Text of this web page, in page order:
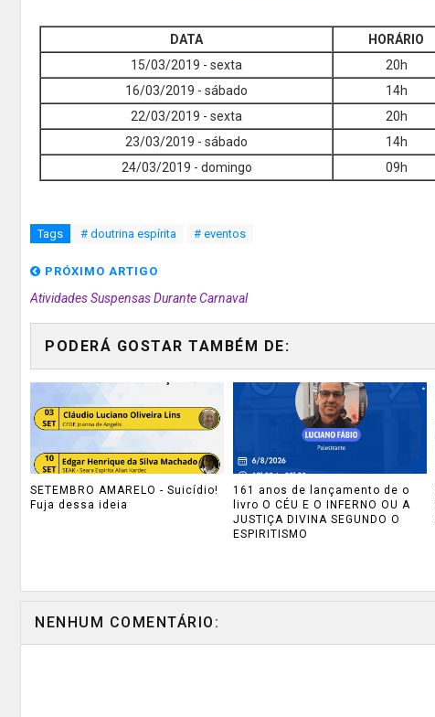
DATA HORÁRIO
15/03/2019 - sexta
20h
16/03/2019 - sábado
14h
22/03/2019 - sexta
20h
23/03/2019 - sábado
14h
24/03/2019 - domingo
09h
Tags # doutrina espírita # eventos
PRÓXIMO ARTIGO
Atividades Suspensas Durante Carnaval
PODERÁ GOSTAR TAMBÉM DE:
SETEMBRO AMARELO - Suicídio!
Fuja dessa ideia
161 anos de lançamento de o
livro O CÉU E O INFERNO OU A
JUSTIÇA DIVINA SEGUNDO O
ESPIRITISMO
NENHUM COMENTÁRIO: